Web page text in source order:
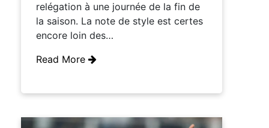
relégation à une journée de la fin de
la saison. La note de style est certes
encore loin des…
Read More